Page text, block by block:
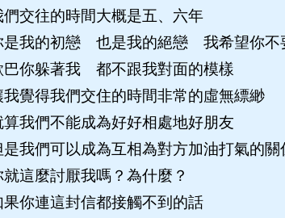
們交往的時間大概是五、六年
是我的初戀 也是我的絕戀 我希望你不
巴你躲著我 都不跟我對面的模樣
我覺得我們交住的時間非常的虛無縹緲
算我們不能成為好好相處地好朋友
是我們可以成為互相為對方加油打氣的關
就這麼討厭我嗎？為什麼？
果你連這封信都接觸不到的話